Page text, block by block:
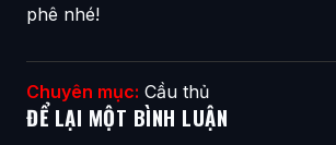
phê nhé!
Chuyên mục: Cầu thủ
ĐỂ LẠI MỘT BÌNH LUẬN